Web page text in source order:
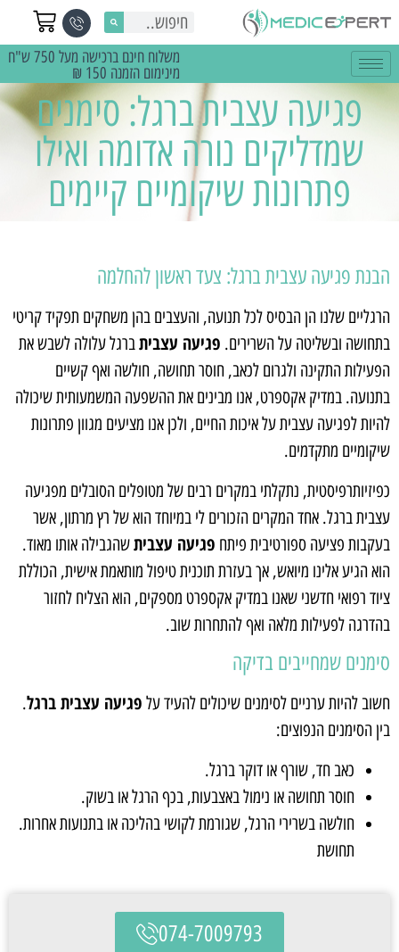
משלוח חינם ברכישה מעל 750 ש"ח
מינימום הזמנה 150 ₪
פגיעה עצבית ברגל: סימנים
שמדליקים נורה אדומה ואילו
פתרונות שיקומיים קיימים
הבנת פגיעה עצבית ברגל: צעד ראשון להחלמה
הרגליים שלנו הן הבסיס לכל תנועה, והעצבים בהן משחקים תפקיד קריטי
בתחושה ובשליטה על השרירים. פגיעה עצביתברגל עלולה לשבש את
הפעילות התקינה ולגרום לכאב, חוסר תחושה, חולשה ואף קשיים
בתנועה. במדיק אקספרט, אנו מבינים את ההשפעה המשמעותית שיכולה
להיות לפגיעה עצבית על איכות החיים, ולכן אנו מציעים מגוון פתרונות
שיקומיים מתקדמים.
כפיזיותרפיסטית, נתקלתי במקרים רבים של מטופלים הסובלים מפגיעה
עצבית ברגל. אחד המקרים הזכורים לי במיוחד הוא של רץ מרתון, אשר
בעקבות פציעה ספורטיבית פיתח פגיעה עצביתשהגבילה אותו מאוד.
הוא הגיע אלינו מיואש, אך בעזרת תוכנית טיפול מותאמת אישית, הכוללת
ציוד רפואי חדשני שאנו במדיק אקספרט מספקים, הוא הצליח לחזור
בהדרגה לפעילות מלאה ואף להתחרות שוב.
סימנים שמחייבים בדיקה
חשוב להיות ערניים לסימנים שיכולים להעיד על פגיעה עצבית ברגל.
בין הסימנים הנפוצים:
כאב חד, שורף או דוקר ברגל.
חוסר תחושה או נימול באצבעות, בכף הרגל או בשוק.
חולשה בשרירי הרגל, שגורמת לקושי בהליכה או בתנועות אחרות.
תחושת
074-7009793